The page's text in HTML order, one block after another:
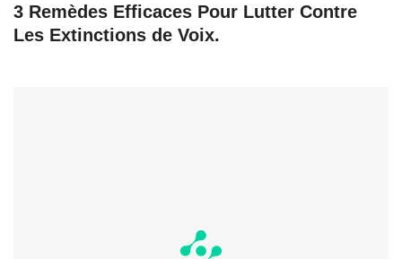
3 Remèdes Efficaces Pour Lutter Contre
Les Extinctions de Voix.